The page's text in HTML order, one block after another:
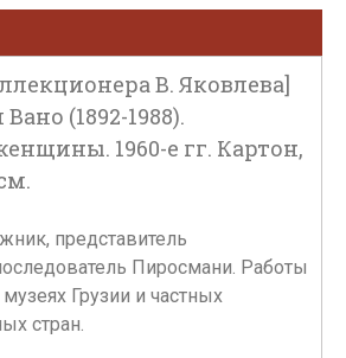
В. Яковлева]
(1892-1988).
1960-е гг. Картон,
представитель
Пиросмани. Работы
Грузии и частных
стран.